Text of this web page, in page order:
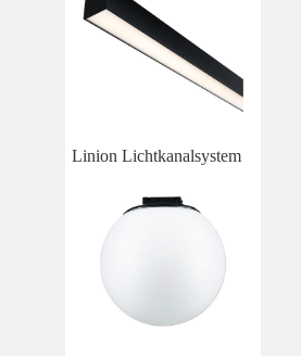
Linion Lichtkanalsystem